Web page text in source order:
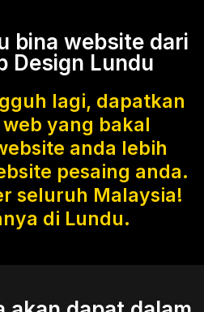
bina website dari
Design Lundu
lagi, dapatkan
yang bakal
anda lebih
pesaing anda.
seluruh Malaysia!
di Lundu.